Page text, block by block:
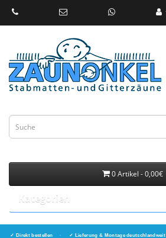
0 Artikel - 0,00€
Kategorien
✓ Direkt bestellen · ✓ Lieferung & Montage deutschlandweit